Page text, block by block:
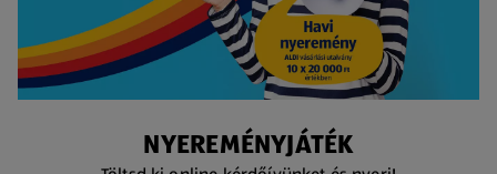
NYEREMÉNYJÁTÉK